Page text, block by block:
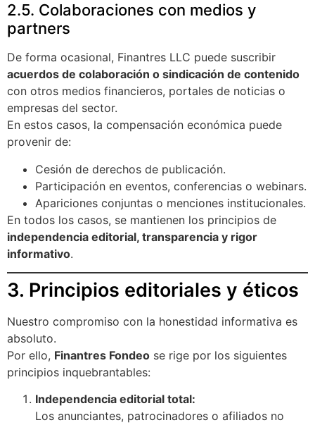
2.5. Colaboraciones con medios y
partners
De forma ocasional, Finantres LLC puede suscribir
acuerdos de colaboración o sindicación de contenido
con otros medios financieros, portales de noticias o
empresas del sector.
En estos casos, la compensación económica puede
provenir de:
Cesión de derechos de publicación.
Participación en eventos, conferencias o webinars.
Apariciones conjuntas o menciones institucionales.
En todos los casos, se mantienen los principios de
independencia editorial, transparencia y rigor
informativo.
3. Principios editoriales y éticos
Nuestro compromiso con la honestidad informativa es
absoluto.
Por ello, Finantres Fondeo se rige por los siguientes
principios inquebrantables:
Independencia editorial total:
Los anunciantes, patrocinadores o afiliados no